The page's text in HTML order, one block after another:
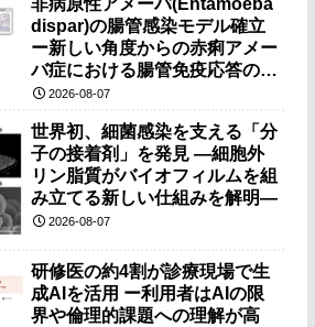
dispar)の腸管感染モデル確立
ー新しい角度からの赤痢アメー
バ症における腸管免疫応答の理
解に期待ー
2026-08-07
世界初、細菌感染を支える「分
子の接着剤」を発見 ―細胞外
リン脂質がバイオフィルムを組
み立てる新しい仕組みを解明―
2026-08-07
研修医の約4割が診療現場で生
成AIを活用 ー利用者はAIの限
界や倫理的課題への理解が高